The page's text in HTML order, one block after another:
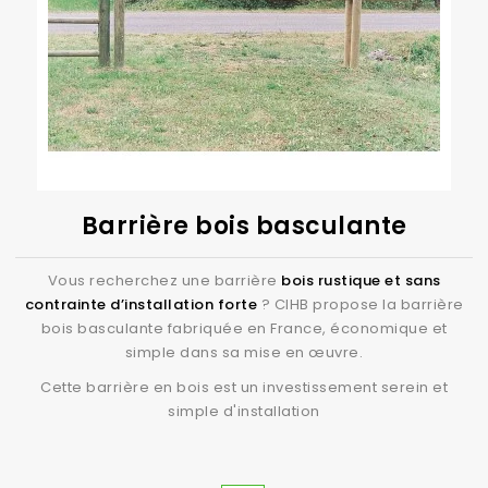
de distance vis-à-vis d'un terrain voisin ou d'une
voie publique, ainsi que des contraintes liées à la
hauteur de la clôture et au choix des matériaux et
de la couleur.
Barrière bois basculante
Vous recherchez une barrière bois rustique et sans
contrainte d’installation forte ? CIHB propose la barrière
bois basculante fabriquée en France, économique et
simple dans sa mise en œuvre.
Cette barrière en bois est un investissement serein et
simple d'installation